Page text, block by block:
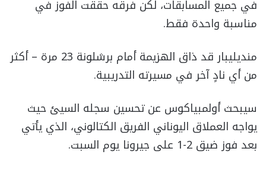
في جميع المسابقات، لكن فرقه حققت الفوز في
مناسبة واحدة فقط.
منديليبار قد ذاق الهزيمة أمام برشلونة 23 مرة – أكثر
من أي نادٍ آخر في مسيرته التدريبية.
سيبحث أولمبياكوس عن تحسين سجله السيئ حيث
يواجه العملاق اليوناني الفريق الكتالوني، الذي يأتي
بعد فوز ضيق 2-1 على جيرونا يوم السبت.